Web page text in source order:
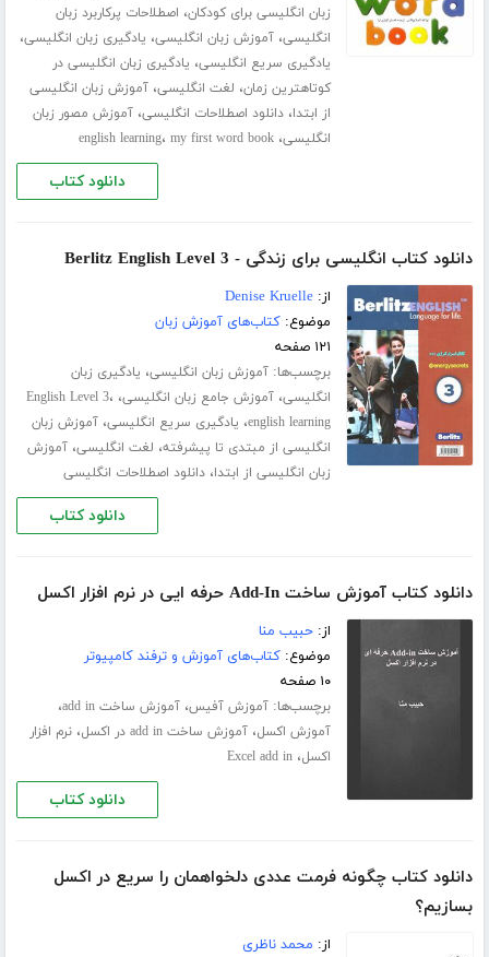
زبان انگلیسی برای کودکان، اصطلاحات پرکاربرد زبان
انگلیسی،آموزش زبان انگلیسی، یادگیری زبان انگلیسی،
یادگیری سریع انگلیسی، یادگیری زبان انگلیسی در
کوتاهترین زمان، لغت انگلیسی،آموزش زبان انگلیسی
از ابتدا،دانلود اصطلاحات انگلیسی،آموزش مصور زبان
انگلیسی، english learning، my first word book
دانلود کتاب
دانلود کتاب انگلیسی برای زندگی - Berlitz English Level 3
از:Denise Kruelle
موضوع:کتاب‌های آموزش زبان
۱۲۱ صفحه
برچسب‌ها:آموزش زبان انگلیسی، یادگیری زبان
انگلیسی،آموزش جامع زبان انگلیسی، English Level 3،
english learning، یادگیری سریع انگلیسی،آموزش زبان
انگلیسی از مبتدی تا پیشرفته، لغت انگلیسی،آموزش
زبان انگلیسی از ابتدا،دانلود اصطلاحات انگلیسی
دانلود کتاب
دانلود کتاب آموزش ساخت Add-In حرفه ایی در نرم افزار اکسل
از:حبیب منا
موضوع:کتاب‌های آموزش و ترفند کامپیوتر
۱۰ صفحه
برچسب‌ها:آموزش آفیس،آموزش ساخت add in ،
آموزش اکسل،آموزش ساخت add in در اکسل ،نرم افزار
اکسل،Excel add in
دانلود کتاب
دانلود کتاب چگونه فرمت عددی دلخواهمان را سریع در اکسل
بسازیم؟
از: محمد ناظری